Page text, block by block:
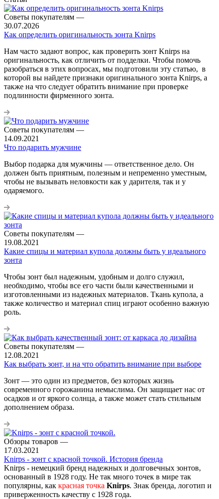
Советы покупателям —
30.07.2026
Как определить оригинальность зонта Knirps
Нам часто задают вопрос, как проверить зонт Knirps на
оригинальность, как отличить от подделки. Чтобы помочь
разобраться в этих вопросах, мы подготовили эту статью, в
которой вы найдете признаки оригинального зонта Knirps, а
также на что следует обратить внимание при проверке
подлинности фирменного зонта.
Советы покупателям —
14.09.2021
Что подарить мужчине
Выбор подарка для мужчины — ответственное дело. Он
должен быть приятным, полезным и непременно уместным,
чтобы не вызывать неловкости как у дарителя, так и у
одаряемого.
Советы покупателям —
19.08.2021
Какие спицы и материал купола должны быть у идеального
зонта
Чтобы зонт был надежным, удобным и долго служил,
необходимо, чтобы все его части были качественными и
изготовленными из надежных материалов. Ткань купола, а
также количество и материал спиц играют особенно важную
роль.
Советы покупателям —
12.08.2021
Как выбрать зонт, и на что обратить внимание при выборе
Зонт — это один из предметов, без которых жизнь
современного горожанина немыслима. Он защищает нас от
осадков и от яркого солнца, а также может стать стильным
дополнением образа.
Обзоры товаров —
17.03.2021
Knirps - зонт с красной точкой. История бренда
Knirps - немецкий бренд надежных и долговечных зонтов,
основанный в 1928 году. Не так много точек в мире так
популярны, как красная точка Knirps. Знак бренда, логотип и
приверженность качеству с 1928 года.